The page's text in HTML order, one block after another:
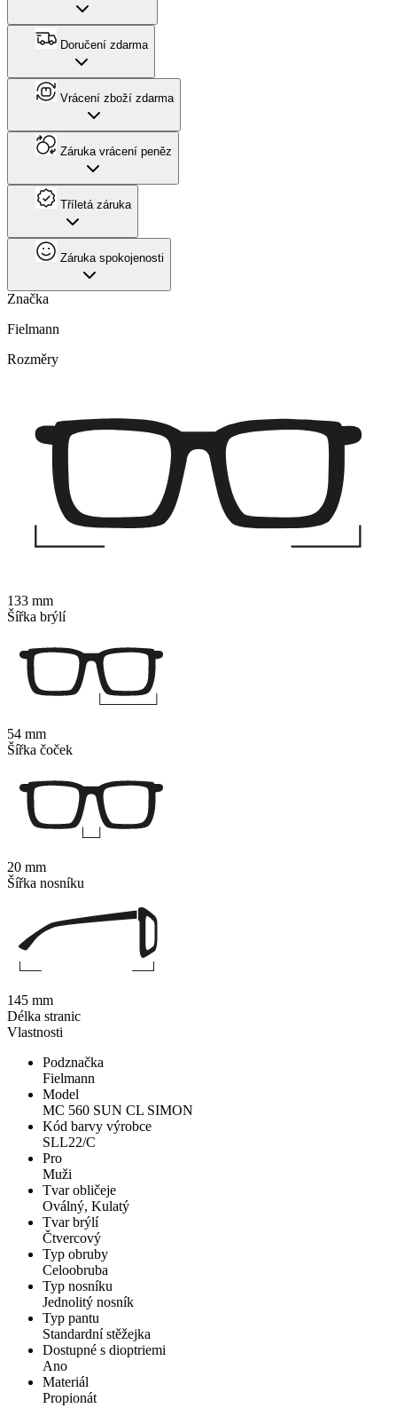
Doručení zdarma
Vrácení zboží zdarma
Záruka vrácení peněz
Tříletá záruka
Záruka spokojenosti
Značka
Fielmann
Vlastnosti
Podznačka
Fielmann
Model
MC 560 SUN CL SIMON
Kód barvy výrobce
SLL22/C
Pro
Muži
Tvar obličeje
Oválný, Kulatý
Tvar brýlí
Čtvercový
Typ obruby
Celoobruba
Typ nosníku
Jednolitý nosník
Typ pantu
Standardní stěžejka
Dostupné s dioptriemi
Ano
Materiál
Propionát
Rozměry
133 mm
Šířka brýlí
54 mm
Šířka čoček
20 mm
Šířka nosníku
145 mm
Délka stranic